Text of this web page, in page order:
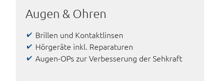
Augen & Ohren
Brillen und Kontaktlinsen
Hörgeräte inkl. Reparaturen
Augen-OPs zur Verbesserung der Sehkraft